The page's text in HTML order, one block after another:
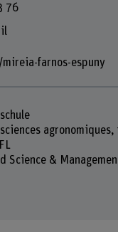
76
farnos-espuny
Science &